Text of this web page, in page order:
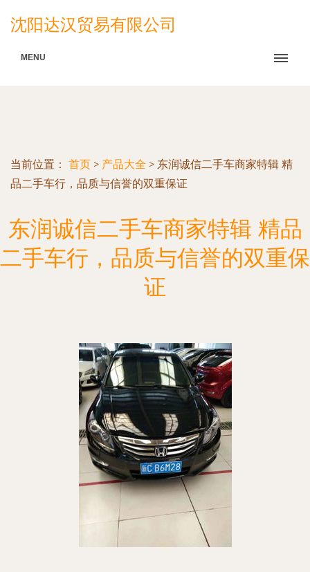
沈阳达汉贸易有限公司
MENU
当前位置： 首页 > 产品大全 > 东润诚信二手车商家特辑 精
品二手车行，品质与信誉的双重保证
东润诚信二手车商家特辑 精品
二手车行，品质与信誉的双重保
证